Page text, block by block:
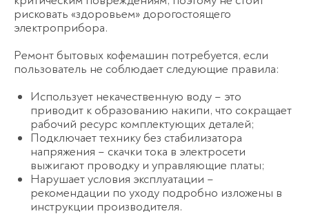
рисковать «здоровьем» дорогостоящего
электроприбора.
Ремонт бытовых кофемашин потребуется, если
пользователь не соблюдает следующие правила:
Использует некачественную воду – это
приводит к образованию накипи, что сокращает
рабочий ресурс комплектующих деталей;
Подключает технику без стабилизатора
напряжения – скачки тока в электросети
выжигают проводку и управляющие платы;
Нарушает условия эксплуатации –
рекомендации по уходу подробно изложены в
инструкции производителя.